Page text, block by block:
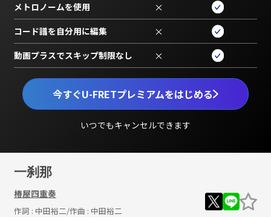
今すぐU-FRETプレミアムをはじめる
いつでもキャンセルできます
メトロノームを使用 ×
コード譜を自分用に編集 ×
動画プラスでスキップ制限なし ×
一刹那
椿屋四重奏
作詞 : 中田裕二/作曲 : 中田裕二